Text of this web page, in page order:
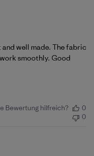
well made. The fabric
smoothly. Good
Bewertung hilfreich?
0
0